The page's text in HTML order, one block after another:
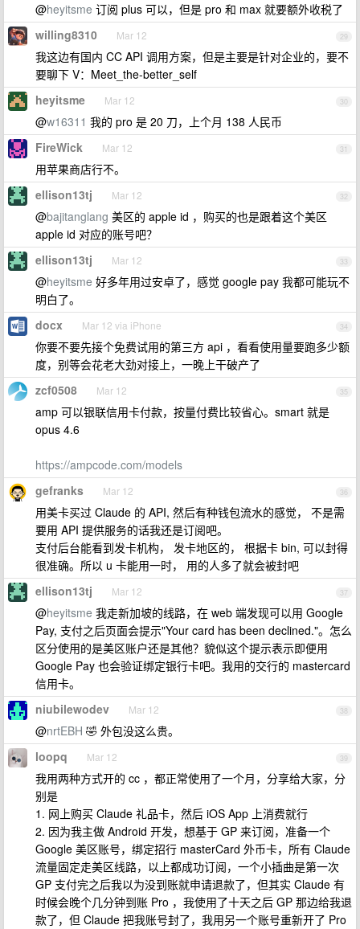
@heyitsme 订阅 plus 可以，但是 pro 和 max 就要额外收税了
29
willing8310 Mar 12
我这边有国内 CC API 调用方案，但是主要是针对企业的，要不
要聊下 V：Meet_the-better_self
30
heyitsme Mar 12
@w16311 我的 pro 是 20 刀，上个月 138 人民币
31
FireWick Mar 12
用苹果商店行不。
32
ellison13tj Mar 12
@bajitanglang 美区的 apple id ，购买的也是跟着这个美区
apple id 对应的账号吧？
33
ellison13tj Mar 12
@heyitsme 好多年用过安卓了，感觉 google pay 我都可能玩不
明白了。
34
docx Mar 12 via iPhone
你要不要先接个免费试用的第三方 api ，看看使用量要跑多少额
度，别等会花老大劲对接上，一晚上干破产了
35
zcf0508 Mar 12
amp 可以银联信用卡付款，按量付费比较省心。smart 就是
opus 4.6
https://ampcode.com/models
36
gefranks Mar 12
用美卡买过 Claude 的 API, 然后有种钱包流水的感觉， 不是需
要用 API 提供服务的话我还是订阅吧。
支付后台能看到发卡机构， 发卡地区的， 根据卡 bin, 可以封得
很准确。所以 u 卡能用一时， 用的人多了就会被封吧
37
ellison13tj Mar 12
@heyitsme 我走新加坡的线路，在 web 端发现可以用 Google
Pay, 支付之后页面会提示"Your card has been declined."。怎么
区分使用的是美区账户还是其他？貌似这个提示表示即便用
Google Pay 也会验证绑定银行卡吧。我用的交行的 mastercard
信用卡。
38
niubilewodev Mar 12
@nrtEBH 🤣 外包没这么贵。
39
loopq Mar 12
我用两种方式开的 cc ，都正常使用了一个月，分享给大家，分
别是
1. 网上购买 Claude 礼品卡，然后 iOS App 上消费就行
2. 因为我主做 Android 开发，想基于 GP 来订阅，准备一个
Google 美区账号，绑定招行 masterCard 外币卡，所有 Claude
流量固定走美区线路，以上都成功订阅，一个小插曲是第一次
GP 支付完之后我以为没到账就申请退款了，但其实 Claude 有
时候会晚个几分钟到账 Pro ，我使用了十天之后 GP 那边给我退
款了，但 Claude 把我账号封了，我用另一个账号重新开了 Pro